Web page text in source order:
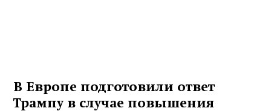
В Европе подготовили ответ
Трампу в случае повышения